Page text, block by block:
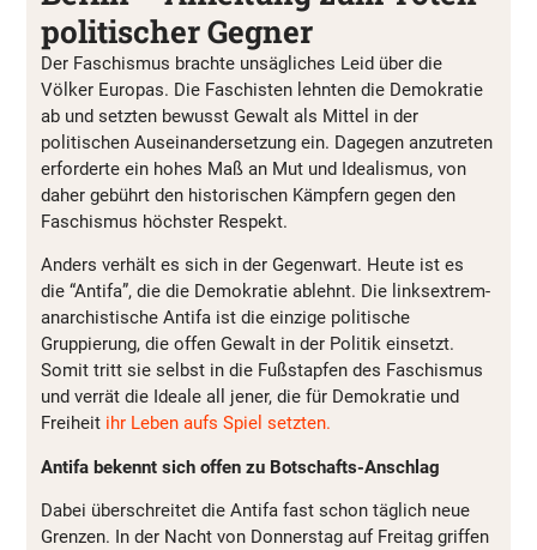
politischer Gegner
Der Faschismus brachte unsägliches Leid über die
Völker Europas. Die Faschisten lehnten die Demokratie
ab und setzten bewusst Gewalt als Mittel in der
politischen Auseinandersetzung ein. Dagegen anzutreten
erforderte ein hohes Maß an Mut und Idealismus, von
daher gebührt den historischen Kämpfern gegen den
Faschismus höchster Respekt.
Anders verhält es sich in der Gegenwart. Heute ist es
die “Antifa”, die die Demokratie ablehnt. Die linksextrem-
anarchistische Antifa ist die einzige politische
Gruppierung, die offen Gewalt in der Politik einsetzt.
Somit tritt sie selbst in die Fußstapfen des Faschismus
und verrät die Ideale all jener, die für Demokratie und
Freiheit ihr Leben aufs Spiel setzten.
Antifa bekennt sich offen zu Botschafts-Anschlag
Dabei überschreitet die Antifa fast schon täglich neue
Grenzen. In der Nacht von Donnerstag auf Freitag griffen